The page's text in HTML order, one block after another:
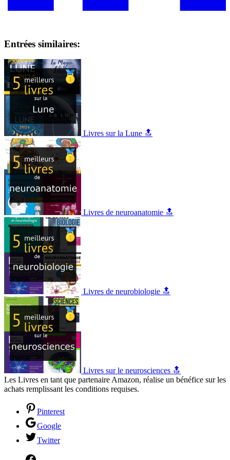
Entrées similaires:
Livres sur la Lune 🔝
Livres de neuroanatomie 🔝
Livres de neurobiologie 🔝
Livres sur le neurosciences 🔝
Les Livres en tant que partenaire Amazon, réalise un bénéfice sur les
achats remplissant les conditions requises.
Pinterest
Google
Twitter